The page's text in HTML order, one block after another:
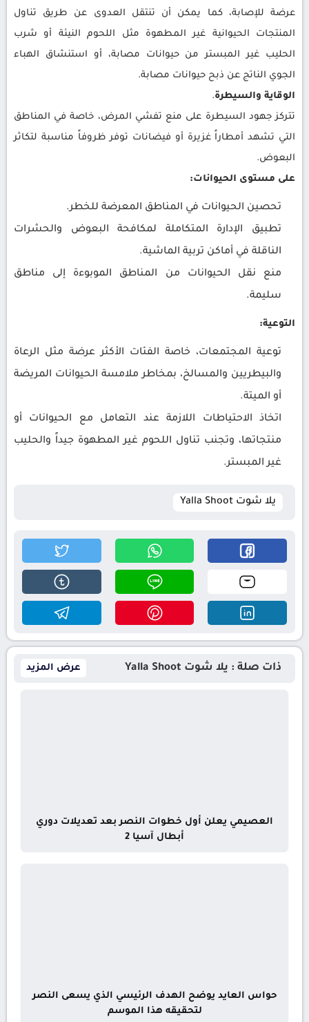
عرضة للإصابة، كما يمكن أن تنتقل العدوى عن طريق تناول
المنتجات الحيوانية غير المطهوة مثل اللحوم النيئة أو شرب
الحليب غير المبستر من حيوانات مصابة، أو استنشاق الهباء
الجوي الناتج عن ذبح حيوانات مصابة.
الوقاية والسيطرة.
تتركز جهود السيطرة على منع تفشي المرض، خاصة في المناطق
التي تشهد أمطاراً غزيرة أو فيضانات توفر ظروفاً مناسبة لتكاثر
البعوض.
على مستوى الحيوانات:
تحصين الحيوانات في المناطق المعرضة للخطر.
تطبيق الإدارة المتكاملة لمكافحة البعوض والحشرات
الناقلة في أماكن تربية الماشية.
منع نقل الحيوانات من المناطق الموبوءة إلى مناطق
سليمة.
التوعية:
توعية المجتمعات، خاصة الفئات الأكثر عرضة مثل الرعاة
والبيطريين والمسالخ، بمخاطر ملامسة الحيوانات المريضة
أو الميتة.
اتخاذ الاحتياطات اللازمة عند التعامل مع الحيوانات أو
منتجاتها، وتجنب تناول اللحوم غير المطهوة جيداً والحليب
غير المبستر.
يلا شوت Yalla Shoot
ذات صلة : يلا شوت Yalla Shoot عرض المزيد
العصيمي يعلن أول خطوات النصر بعد تعديلات دوري
أبطال آسيا 2
حواس العايد يوضح الهدف الرئيسي الذي يسعى النصر
لتحقيقه هذا الموسم